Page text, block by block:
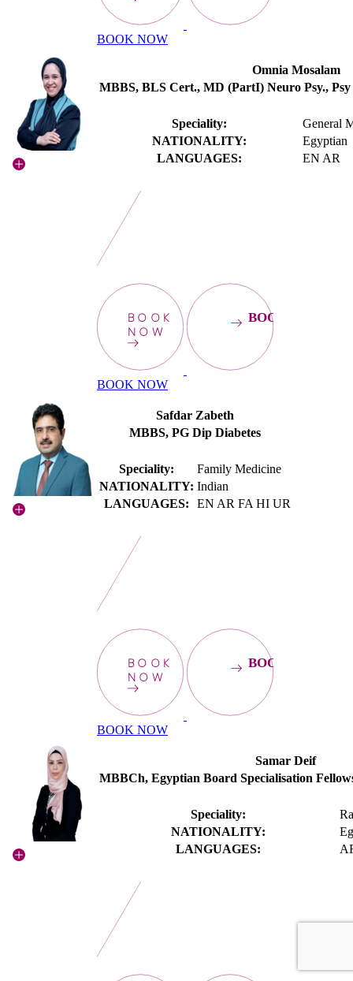
BOOK NOW
Omnia Mosalam
MBBS, BLS Cert., MD (PartI) Neuro Psy.,
Speciality:
General
NATIONALITY:
Egyptian
LANGUAGES:
EN AR
BOOK
NOW
BOOKNOW
BOOK NOW
Safdar Zabeth
MBBS, PG Dip Diabetes
Speciality:
Family Medicine
NATIONALITY: Indian
LANGUAGES:
EN AR FA HI UR
BOOK
NOW
BOOKNOW
BOOK NOW
Samar Deif
MBBCh, Egyptian Board Specialisation
Speciality:
NATIONALITY:
LANGUAGES: